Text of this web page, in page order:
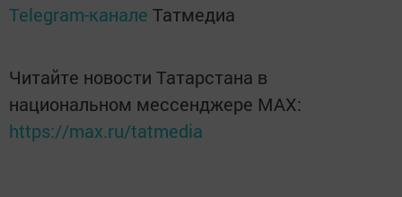
Telegram-канале Татмедиа
Читайте новости Татарстана в
национальном мессенджере MАХ:
https://max.ru/tatmedia